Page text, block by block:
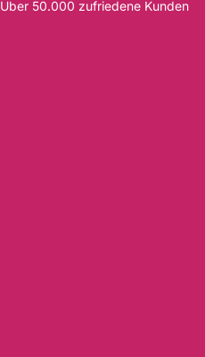
Über 50.000 zufriedene Kunden